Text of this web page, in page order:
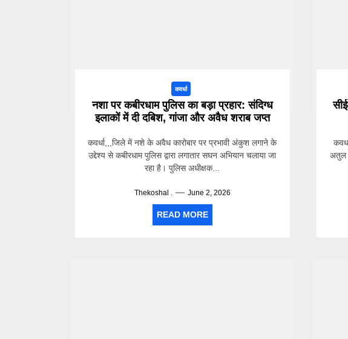
कवर्धा
नशा पर कबीरधाम पुलिस का बड़ा प्रहार: संदिग्ध
इलाकों में दी दबिश, गांजा और अवैध शराब जप्त
कवर्धा,,,जिले में नशे के अवैध कारोबार पर प्रभावी अंकुश लगाने के
उद्देश्य से कबीरधाम पुलिस द्वारा लगातार सघन अभियान चलाया जा
रहा है। पुलिस अधीक्षक...
Thekoshal . June 2, 2026
READ MORE
अतुल